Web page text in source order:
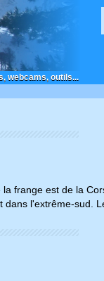
webcams, outils...
frange est de la
dans l'extrême-sud.